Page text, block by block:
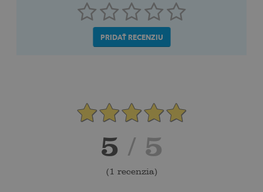
PRIDAŤ RECENZIU
5 / 5
(1 recenzia)